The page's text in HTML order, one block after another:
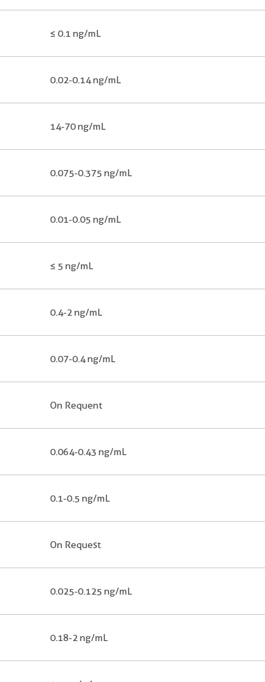
≤ 0.1 ng/mL
0.02-0.14 ng/mL
14-70 ng/mL
0.075-0.375 ng/mL
0.01-0.05 ng/mL
≤ 5 ng/mL
0.4-2 ng/mL
0.07-0.4 ng/mL
On Requent
0.064-0.43 ng/mL
0.1-0.5 ng/mL
On Request
0.025-0.125 ng/mL
0.18-2 ng/mL